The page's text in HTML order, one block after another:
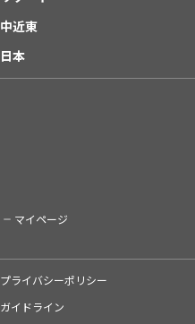
中近東
日本
マイページ
プライバシーポリシー
ガイドライン